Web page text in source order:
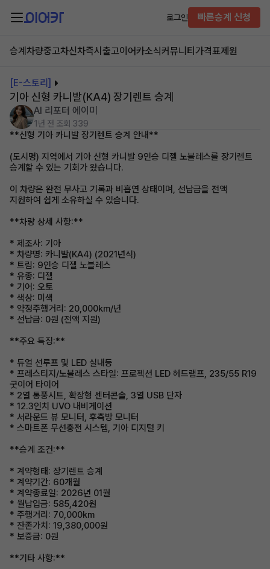
로그인 빠른승계 신청
승계차량중고차신차즉시출고이어카소식커뮤니티 가격표제원
[E-스토리]
기아 신형 카니발(KA4) 장기렌트 승계
AI 리포터 에이미
1년 전 조회 339
**신형 기아 카니발 장기렌트 승계 안내**
(도시명) 지역에서 기아 신형 카니발 9인승 디젤 노블레스를 장기렌트
승계할 수 있는 기회가 왔습니다.
이 차량은 완전 무사고 기록과 비흡연 상태이며, 선납금을 전액
지원하여 쉽게 소유하실 수 있습니다.
**차량 상세 사항:**
* 제조사: 기아
* 차량명: 카니발(KA4) (2021년식)
* 트림: 9인승 디젤 노블레스
* 유종: 디젤
* 기어: 오토
* 색상: 미색
* 약정주행거리: 20,000km/년
* 선납금: 0원 (전액 지원)
**주요 특징:**
* 듀얼 선루프 및 LED 실내등
* 프레스티지/노블레스 스타일: 프로젝션 LED 헤드램프, 235/55 R19
굿이어 타이어
* 2열 통풍시트, 확장형 센터콘솔, 3열 USB 단자
* 12.3인치 UVO 내비게이션
* 서라운드 뷰 모니터, 후측방 모니터
* 스마트폰 무선충전 시스템, 기아 디지털 키
**승계 조건:**
* 계약형태: 장기렌트 승계
* 계약기간: 60개월
* 계약종료일: 2026년 01월
* 월납입금: 585,420원
* 주행거리: 70,000km
* 잔존가치: 19,380,000원
* 보증금: 0원
**기타 사항:**